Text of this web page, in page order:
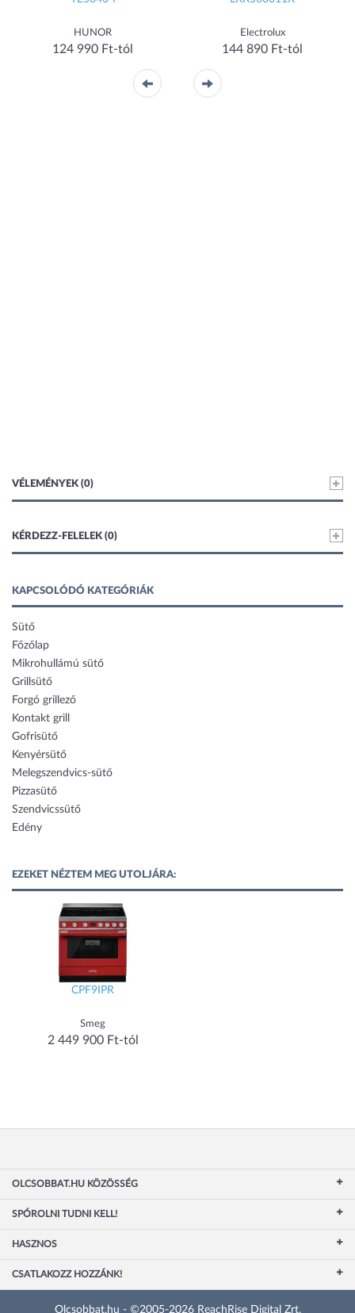
HUNOR
124 990 Ft-tól
Electrolux
144 890 Ft-tól
VÉLEMÉNYEK (0)
KÉRDEZZ-FELELEK (0)
KAPCSOLÓDÓ KATEGÓRIÁK
Sütő
Főzőlap
Mikrohullámú sütő
Grillsütő
Forgó grillező
Kontakt grill
Gofrisütő
Kenyérsütő
Melegszendvics-sütő
Pizzasütő
Szendvicssütő
Edény
EZEKET NÉZTEM MEG UTOLJÁRA:
CPF9IPR
Smeg
2 449 900 Ft-tól
OLCSOBBAT.HU KÖZÖSSÉG
SPÓROLNI TUDNI KELL!
HASZNOS
CSATLAKOZZ HOZZÁNK!
Olcsobbat.hu - ©2005-2026 ReachRise Digital Zrt.